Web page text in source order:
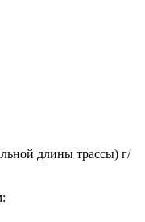
длины трассы) г/